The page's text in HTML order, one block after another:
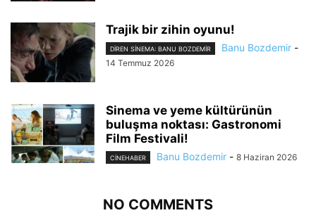
Trajik bir zihin oyunu!
DIREN SINEMA: BANU BOZDEMIR Banu Bozdemir -
14 Temmuz 2026
Sinema ve yeme kültürünün
buluşma noktası: Gastronomi
Film Festivali!
CINEHABER Banu Bozdemir - 8 Haziran 2026
NO COMMENTS